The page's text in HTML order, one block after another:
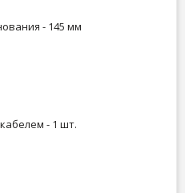
- 145 мм
- 1 шт.